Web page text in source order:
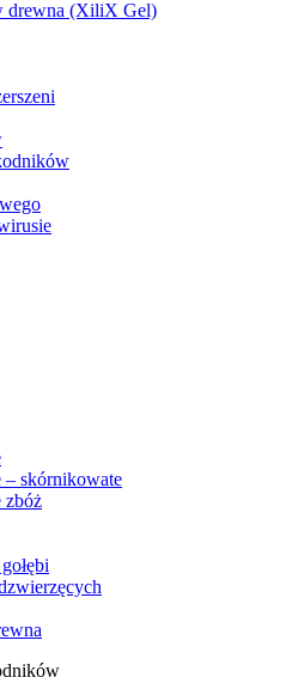
drewna (XiliX Gel)
– skórnikowate
zbóż